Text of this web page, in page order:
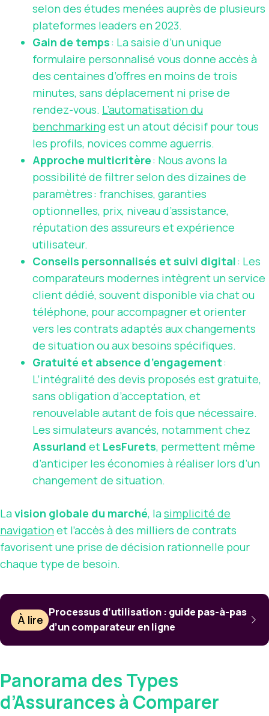
selon des études menées auprès de plusieurs
plateformes leaders en 2023.
Gain de temps: La saisie d’un unique
formulaire personnalisé vous donne accès à
des centaines d’offres en moins de trois
minutes, sans déplacement ni prise de
rendez-vous. L’automatisation du
benchmarkingest un atout décisif pour tous
les profils, novices comme aguerris.
Approche multicritère: Nous avons la
possibilité de filtrer selon des dizaines de
paramètres : franchises, garanties
optionnelles, prix, niveau d’assistance,
réputation des assureurs et expérience
utilisateur.
Conseils personnalisés et suivi digital: Les
comparateurs modernes intègrent un service
client dédié, souvent disponible via chat ou
téléphone, pour accompagner et orienter
vers les contrats adaptés aux changements
de situation ou aux besoins spécifiques.
Gratuité et absence d’engagement:
L’intégralité des devis proposés est gratuite,
sans obligation d’acceptation, et
renouvelable autant de fois que nécessaire.
Les simulateurs avancés, notamment chez
Assurland et LesFurets, permettent même
d’anticiper les économies à réaliser lors d’un
changement de situation.
Lavision globale du marché, lasimplicité de
navigationet l’accès à des milliers de contrats
favorisent une prise de décision rationnelle pour
chaque type de besoin.
À lire
Processus d’utilisation : guide pas-à-pas
d’un comparateur en ligne
Panorama des Types
d’Assurances à Comparer